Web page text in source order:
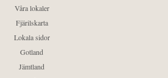
Våra lokaler
Fjärilskarta
Lokala sidor
Gotland
Jämtland